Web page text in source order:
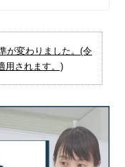
が変わりました。(令
用されます。)